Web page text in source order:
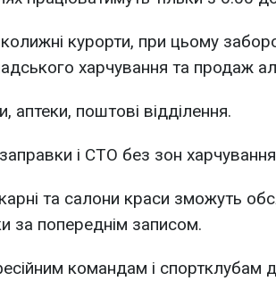
курорти, при цьому
харчування та продаж
аптеки, поштові відділення.
і СТО без зон
та салони краси зможуть
за попереднім записом.
командам і спортклубам